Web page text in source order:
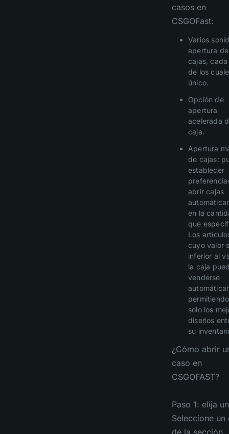
casos en
CSGOFast:
Varios
apertura de
cajas, cada
de los
único.
Opción de
apertura
acelerada
caja.
Apertura
de cajas:
establecer
abrir cajas
en la
que
Los
cuyo valor
inferior al
la caja
venderse
solo los
diseños
su
¿Cómo abrir
caso en
CSGOFAST?
Paso 1: elija
Seleccione un
de la sección